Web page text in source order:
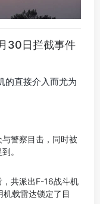
30日拦截事件
的直接介入而尤为
警察目击，同时被
。
，共派出F-16战斗机
机载雷达锁定了目